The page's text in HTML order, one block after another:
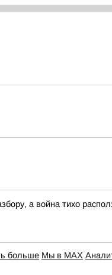
а война тихо
больше Мы в MAX